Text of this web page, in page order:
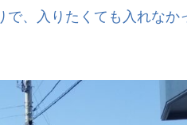
、入りたくても入れなか